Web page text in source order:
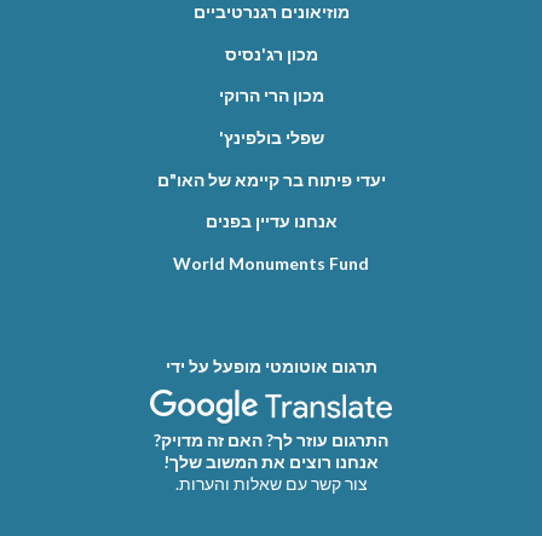
מוזיאונים רגנרטיביים
מכון רג'נסיס
מכון הרי הרוקי
שפלי בולפינץ'
יעדי פיתוח בר קיימא של האו"ם
אנחנו עדיין בפנים
World Monuments Fund
תרגום אוטומטי מופעל על ידי
התרגום עוזר לך? האם זה מדויק?
אנחנו רוצים את המשוב שלך!
צור קשר עם שאלות והערות.